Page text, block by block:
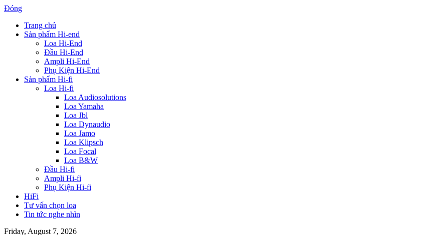
Đóng
Trang chủ
Sản phẩm Hi-end
Loa Hi-End
Đầu Hi-End
Ampli Hi-End
Phụ Kiện Hi-End
Sản phẩm Hi-fi
Loa Hi-fi
Loa Audiosolutions
Loa Yamaha
Loa Jbl
Loa Dynaudio
Loa Jamo
Loa Klipsch
Loa Focal
Loa B&W
Đầu Hi-fi
Ampli Hi-fi
Phụ Kiện Hi-fi
HiFi
Tư vấn chọn loa
Tin tức nghe nhìn
Friday, August 7, 2026